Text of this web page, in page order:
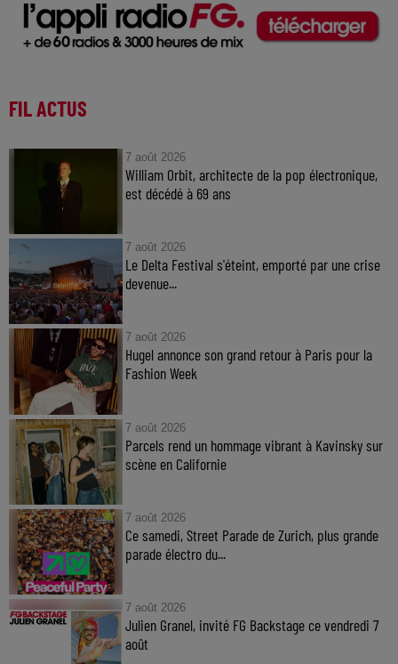
FIL ACTUS
7 août 2026
William Orbit, architecte de la pop électronique,
est décédé à 69 ans
7 août 2026
Le Delta Festival s'éteint, emporté par une crise
devenue...
7 août 2026
Hugel annonce son grand retour à Paris pour la
Fashion Week
7 août 2026
Parcels rend un hommage vibrant à Kavinsky sur
scène en Californie
7 août 2026
Ce samedi, Street Parade de Zurich, plus grande
parade électro du...
7 août 2026
Julien Granel, invité FG Backstage ce vendredi 7
août